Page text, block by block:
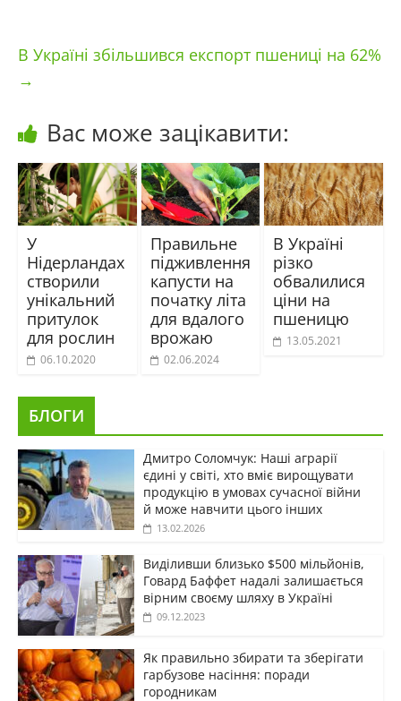
В Україні збільшився експорт пшениці на 62%
→
Вас може зацікавити:
У
Нідерландах
створили
унікальний
притулок
для рослин
06.10.2020
Правильне
підживлення
капусти на
початку літа
для вдалого
врожаю
02.06.2024
В Україні
різко
обвалилися
ціни на
пшеницю
13.05.2021
БЛОГИ
Дмитро Соломчук: Наші аграрії
єдині у світі, хто вміє вирощувати
продукцію в умовах сучасної війни
й може навчити цього інших
13.02.2026
Виділивши близько $500 мільйонів,
Говард Баффет надалі залишається
вірним своєму шляху в Україні
09.12.2023
Як правильно збирати та зберігати
гарбузове насіння: поради
городникам